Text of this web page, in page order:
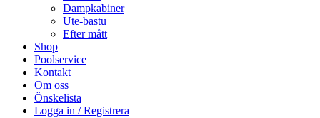
Dampkabiner
Ute-bastu
Efter mått
Shop
Poolservice
Kontakt
Om oss
Önskelista
Logga in / Registrera